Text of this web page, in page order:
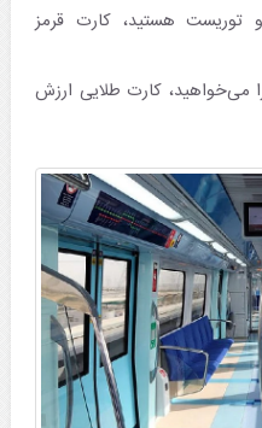
توریست هستید، کارت قرمز
می‌خواهید، کارت طلایی ارزش